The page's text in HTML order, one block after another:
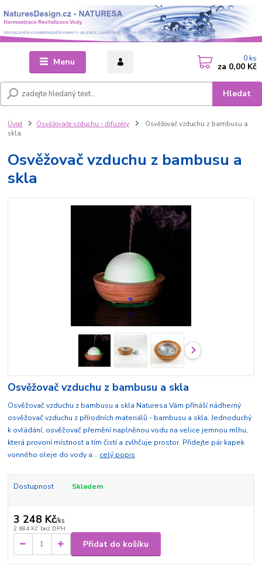
Menu
Hledat
0 ks
za 0,00 Kč
Úvod Osvěžovače vzduchu - difuzéry
Osvěžovač vzduchu z bambusu a
skla
Osvěžovač vzduchu z bambusu a
skla
Osvěžovač vzduchu z bambusu a skla
Osvěžovač vzduchu z bambusu a skla Naturesa Vám přínáší nádherný
osvěžovač vzduchu z přírodních materiálů - bambusu a skla. Jednoduchý
k ovládání, osvěžovač přemění naplněnou vodu na velice jemnou mlhu,
která provoní místnost a tím čistí a zvlhčuje prostor. Přidejte pár kapek
vonného oleje do vody a... celý popis
Dostupnost Skladem
3 248 Kč/ks
2 684 Kč bez DPH
Přidat do košíku